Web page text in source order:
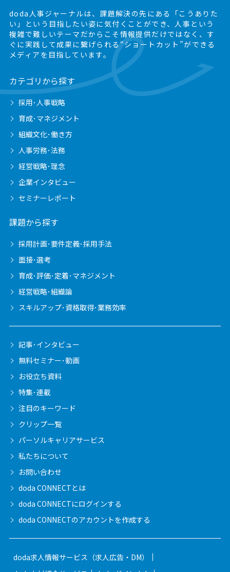
doda人事ジャーナルは、課題解決の先にある
「こうありた
い」という目指したい姿に気付くことができ、人事という
複雑で難しいテーマだからこそ情報提供だけではなく、 す
ぐに実践して成果に繋げられる“ショートカット”ができる
メディアを目指しています。
カテゴリから探す
採用･人事戦略
育成･マネジメント
組織文化･働き方
人事労務･法務
経営戦略･理念
企業インタビュー
セミナーレポート
課題から探す
採用計画･要件定義･採用手法
面接･選考
育成･評価･定着･マネジメント
経営戦略･組織論
スキルアップ･資格取得･業務効率
記事･インタビュー
無料セミナー･動画
お役立ち資料
特集･連載
注目のキーワード
クリップ一覧
パーソルキャリアサービス
私たちについて
お問い合わせ
doda CONNECTとは
doda CONNECTにログインする
doda CONNECTのアカウントを作成する
doda求人情報サービス（求人広告・DM）